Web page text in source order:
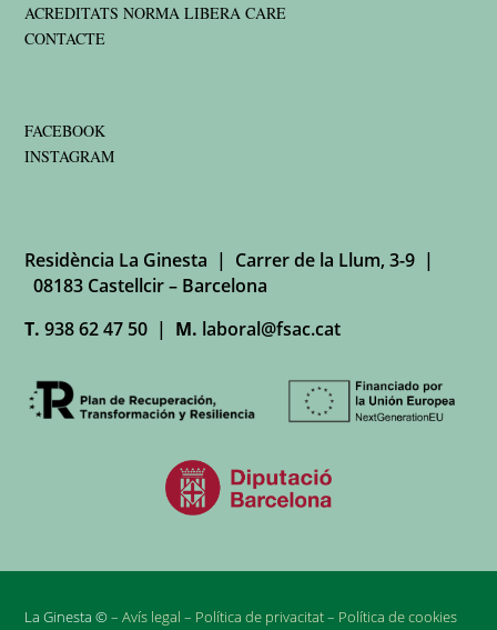
ACREDITATS NORMA LIBERA CARE
CONTACTE
FACEBOOK
INSTAGRAM
Residència La Ginesta | Carrer de la Llum, 3-9 |
08183 Castellcir – Barcelona
T. 938 62 47 50 | M. laboral@fsac.cat
La Ginesta © –Avís legal – Política de privacitat– Política de cookies